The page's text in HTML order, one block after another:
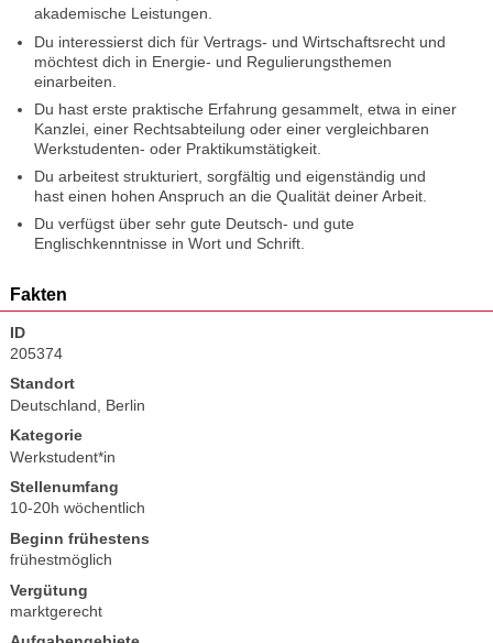
akademische Leistungen.
Du interessierst dich für Vertrags- und Wirtschaftsrecht und
möchtest dich in Energie- und Regulierungsthemen
einarbeiten.
Du hast erste praktische Erfahrung gesammelt, etwa in einer
Kanzlei, einer Rechtsabteilung oder einer vergleichbaren
Werkstudenten- oder Praktikumstätigkeit.
Du arbeitest strukturiert, sorgfältig und eigenständig und
hast einen hohen Anspruch an die Qualität deiner Arbeit.
Du verfügst über sehr gute Deutsch- und gute
Englischkenntnisse in Wort und Schrift.
Fakten
ID
205374
Standort
Deutschland, Berlin
Kategorie
Werkstudent*in
Stellenumfang
10-20h wöchentlich
Beginn frühestens
frühestmöglich
Vergütung
marktgerecht